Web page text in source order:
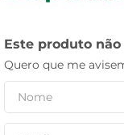
Este produto
Quero que me